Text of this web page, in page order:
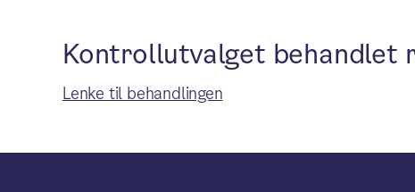
Kontrollutvalget behandlet
Lenke til behandlingen